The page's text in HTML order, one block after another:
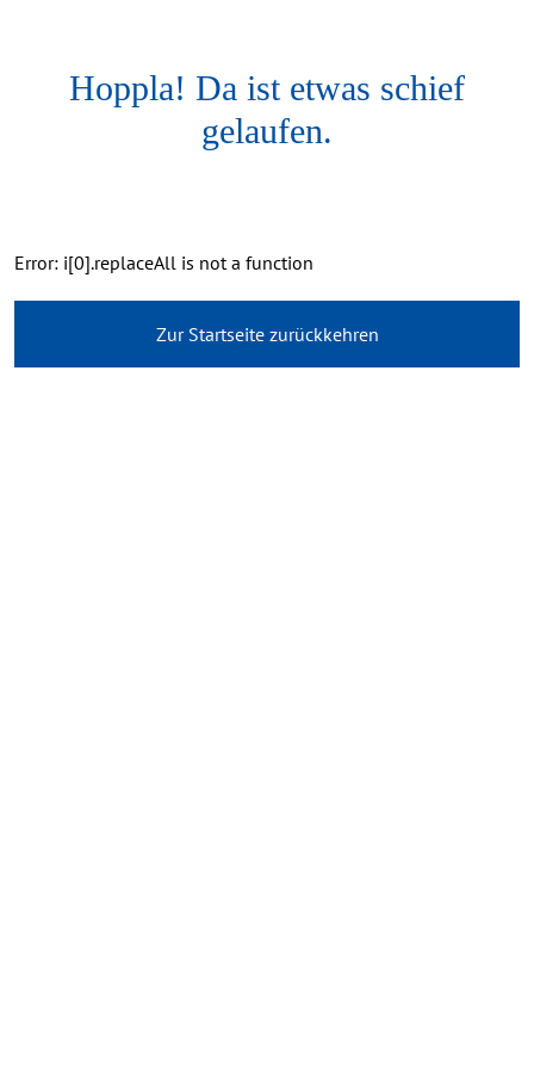
Hoppla! Da ist etwas schief
gelaufen.
Error: i[0].replaceAll is not a function
Zur Startseite zurückkehren